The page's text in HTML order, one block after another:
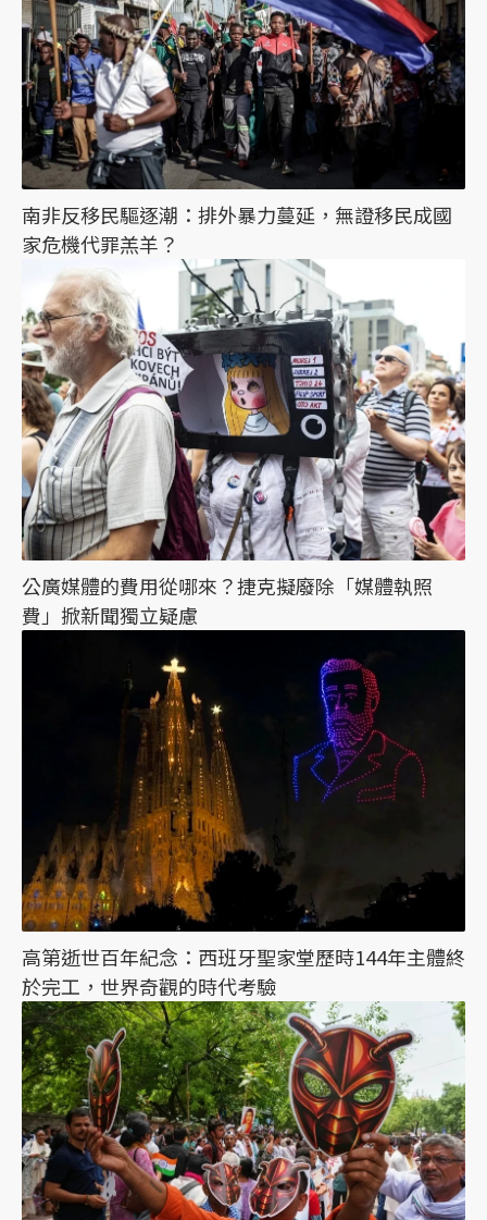
南非反移民驅逐潮：排外暴力蔓延，無證移民成國
家危機代罪羔羊？
公廣媒體的費用從哪來？捷克擬廢除「媒體執照
費」掀新聞獨立疑慮
高第逝世百年紀念：西班牙聖家堂歷時144年主體終
於完工，世界奇觀的時代考驗